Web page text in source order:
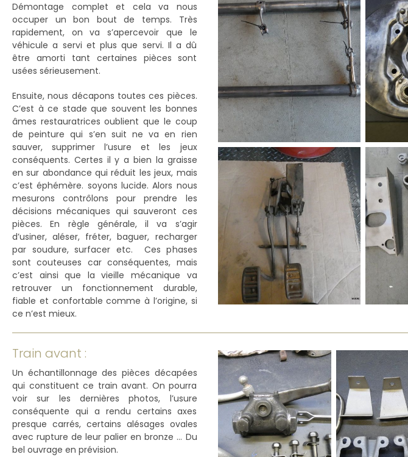
Démontage complet et cela va nous
occuper un bon bout de temps. Très
rapidement, on va s’apercevoir que le
véhicule a servi et plus que servi. Il a dû
être amorti tant certaines pièces sont
usées sérieusement.
Ensuite, nous décapons toutes ces pièces.
C’est à ce stade que souvent les bonnes
âmes restauratrices oublient que le coup
de peinture qui s’en suit ne va en rien
sauver, supprimer l’usure et les jeux
conséquents. Certes il y a bien la graisse
en sur abondance qui réduit les jeux, mais
c’est éphémère. soyons lucide. Alors nous
mesurons contrôlons pour prendre les
décisions mécaniques qui sauveront ces
pièces. En règle générale, il va s’agir
d’usiner, aléser, fréter, baguer, recharger
par soudure, surfacer etc. Ces phases
sont couteuses car conséquentes, mais
c’est ainsi que la vieille mécanique va
retrouver un fonctionnement durable,
fiable et confortable comme à l’origine, si
ce n’est mieux.
Train avant :
Un échantillonnage des pièces décapées
qui constituent ce train avant. On pourra
voir sur les dernières photos, l’usure
conséquente qui a rendu certains axes
presque carrés, certains alésages ovales
avec rupture de leur palier en bronze … Du
bel ouvrage en prévision.